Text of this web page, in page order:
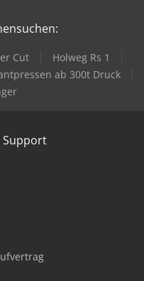
Cut
Holweg Rs 1
ab 300t Druck
Support